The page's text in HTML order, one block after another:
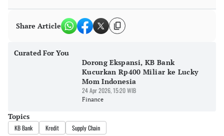
Share Article
Curated For You
Dorong Ekspansi, KB Bank
Kucurkan Rp400 Miliar ke Lucky
Mom Indonesia
24 Apr 2026, 15:20 WIB
Finance
Topics
KB Bank Kredit Supply Chain